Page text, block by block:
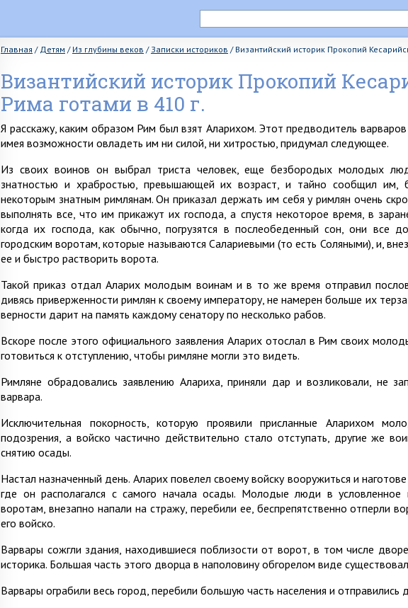
Главная / Детям / Из глубины веков / Записки историков / Византийский историк Прокопий
Византийский историк Прокопий
Рима готами в 410 г.
Я расскажу, каким образом Рим был взят Аларихом. Этот предводитель
имея возможности овладеть им ни силой, ни хитростью, придумал следующее.
Из своих воинов он выбрал триста человек, еще безбородых молодых
знатностью и храбростью, превышающей их возраст, и тайно сообщил им,
некоторым знатным римлянам. Он приказал держать им себя у римлян очень
выполнять все, что им прикажут их господа, а спустя некоторое время, в
когда их господа, как обычно, погрузятся в послеобеденный сон, они все
городским воротам, которые называются Салариевыми (то есть Соляными), и,
ее и быстро растворить ворота.
Такой приказ отдал Аларих молодым воинам и в то же время отправил
дивясь приверженности римлян к своему императору, не намерен больше их
верности дарит на память каждому сенатору по несколько рабов.
Вскоре после этого официального заявления Аларих отослал в Рим своих
готовиться к отступлению, чтобы римляне могли это видеть.
Римляне обрадовались заявлению Алариха, приняли дар и возликовали, не
варвара.
Исключительная покорность, которую проявили присланные Аларихом
подозрения, а войско частично действительно стало отступать, другие же
снятию осады.
Настал назначенный день. Аларих повелел своему войску вооружиться и
где он располагался с самого начала осады. Молодые люди в условленное
воротам, внезапно напали на стражу, перебили ее, беспрепятственно отперли
его войско.
Варвары сожгли здания, находившиеся поблизости от ворот, в том числе
историка. Большая часть этого дворца в наполовину обгорелом виде
Варвары ограбили весь город, перебили большую часть населения и отправились